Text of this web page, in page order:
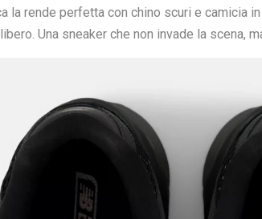
la rende perfetta con chino scuri e camicia
Una sneaker che non invade la scena,